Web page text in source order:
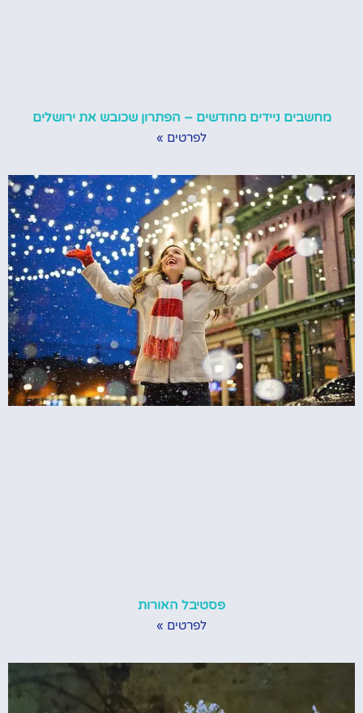
מחשבים ניידים מחודשים – הפתרון שכובש את ירושלים
לפרטים »
פסטיבל האורות
לפרטים »